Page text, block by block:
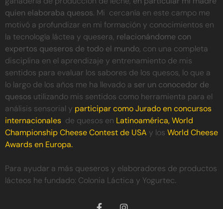
quien elaboraba quesos. Mi cercanía en este campo me
motivó a profundizar en mi formación y conocimientos en
la tecnología láctea y quesera, relacionándome con
expertos queseros de todo el mundo, con una completa
disciplina en el aprendizaje y entrenamiento de mis
sentidos para evaluar los sabores de los quesos, lo que a
lo largo de los años me ha llevado a ser un conocedor de
quesos utilizando mis sentidos como herramienta para el
análisis sensorial y participar como Jurado en concursos
internacionales de quesos en Latinoamérica, World
Championship Cheese Contest de USA y los World Cheese
Awards en Europa.
Para ayudar a más queseros y elaboradores de productos
lácteos he fundado: Colonia Láctica y Yogurtec.